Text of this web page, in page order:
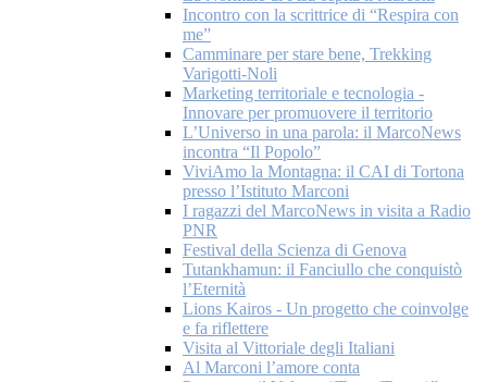
Incontro con la scrittrice di “Respira con
me”
Camminare per stare bene, Trekking
Varigotti-Noli
Marketing territoriale e tecnologia -
Innovare per promuovere il territorio
L’Universo in una parola: il MarcoNews
incontra “Il Popolo”
ViviAmo la Montagna: il CAI di Tortona
presso l’Istituto Marconi
I ragazzi del MarcoNews in visita a Radio
PNR
Festival della Scienza di Genova
Tutankhamun: il Fanciullo che conquistò
l’Eternità
Lions Kairos - Un progetto che coinvolge
e fa riflettere
Visita al Vittoriale degli Italiani
Al Marconi l’amore conta